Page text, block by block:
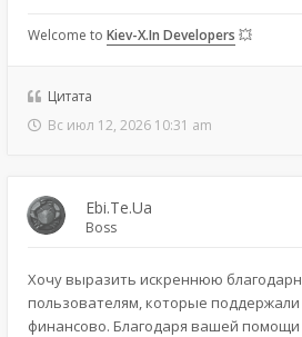
Welcome to Kiev-X.In Developers 💥
Цитата
Вс июл 12, 2026 10:31 am
Ebi.Te.Ua
Boss
Хочу выразить искреннюю
пользователям, которые
финансово. Благодаря вашей